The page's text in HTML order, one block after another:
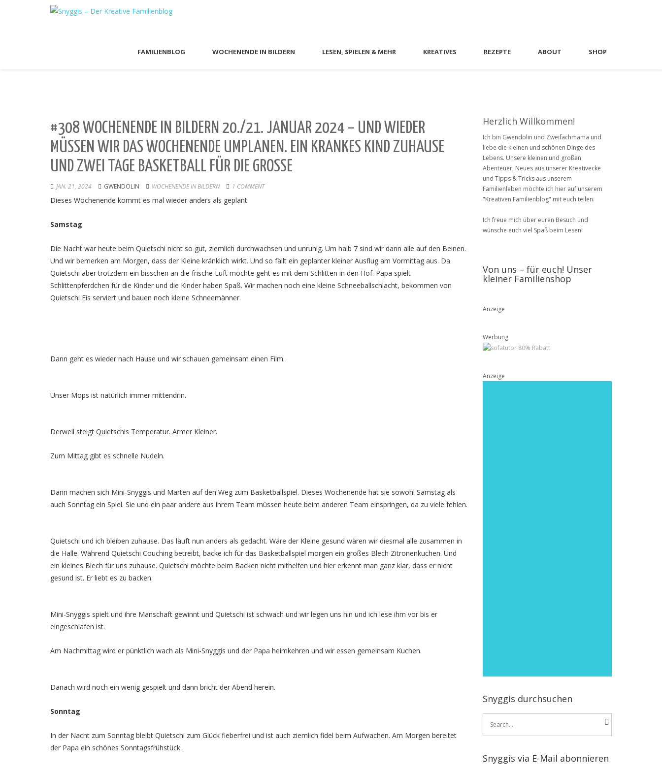
FAMILIENBLOG WOCHENENDE IN BILDERN LESEN, SPIELEN & MEHR KREATIVES REZEPTE ABOUT SHOP
#308 WOCHENENDE IN BILDERN 20./21. JANUAR 2024 – UND WIEDER
MÜSSEN WIR DAS WOCHENENDE UMPLANEN. EIN KRANKES KIND ZUHAUSE
UND ZWEI TAGE BASKETBALL FÜR DIE GROSSE
JAN. 21, 2024 GWENDOLIN WOCHENENDE IN BILDERN 1 COMMENT
Dieses Wochenende kommt es mal wieder anders als geplant.
Samstag
Die Nacht war heute beim Quietschi nicht so gut, ziemlich durchwachsen und unruhig. Um halb 7 sind wir dann alle auf den Beinen.
Und wir bemerken am Morgen, dass der Kleine kränklich wirkt. Und so fällt ein geplanter kleiner Ausflug am Vormittag aus. Da
Quietschi aber trotzdem ein bisschen an die frische Luft möchte geht es mit dem Schlitten in den Hof. Papa spielt
Schlittenpferdchen für die Kinder und die Kinder haben Spaß. Wir machen noch eine kleine Schneeballschlacht, bekommen von
Quietschi Eis serviert und bauen noch kleine Schneemänner.
Dann geht es wieder nach Hause und wir schauen gemeinsam einen Film.
Unser Mops ist natürlich immer mittendrin.
Derweil steigt Quietschis Temperatur. Armer Kleiner.
Zum Mittag gibt es schnelle Nudeln.
Dann machen sich Mini-Snyggis und Marten auf den Weg zum Basketballspiel. Dieses Wochenende hat sie sowohl Samstag als
auch Sonntag ein Spiel. Sie und ein paar andere aus ihrem Team müssen heute beim anderen Team einspringen, da zu viele fehlen.
Quietschi und ich bleiben zuhause. Das läuft nun anders als gedacht. Wäre der Kleine gesund wären wir diesmal alle zusammen in
die Halle. Während Quietschi Couching betreibt, backe ich für das Basketballspiel morgen ein großes Blech Zitronenkuchen. Und
ein kleines Blech für uns zuhause. Quietschi möchte beim Backen nicht mithelfen und hier erkennt man ganz klar, dass er nicht
gesund ist. Er liebt es zu backen.
Mini-Snyggis spielt und ihre Manschaft gewinnt und Quietschi ist schwach und wir legen uns hin und ich lese ihm vor bis er
eingeschlafen ist.
Am Nachmittag wird er pünktlich wach als Mini-Snyggis und der Papa heimkehren und wir essen gemeinsam Kuchen.
Danach wird noch ein wenig gespielt und dann bricht der Abend herein.
Sonntag
In der Nacht zum Sonntag bleibt Quietschi zum Glück fieberfrei und ist auch ziemlich fidel beim Aufwachen. Am Morgen bereitet
der Papa ein schönes Sonntagsfrühstück .
Herzlich Willkommen!
Ich bin Gwendolin und Zweifachmama und
liebe die kleinen und schönen Dinge des
Lebens. Unsere kleinen und großen
Abenteuer, Neues aus unserer Kreativecke
und Tipps & Tricks aus unserem
Familienleben möchte ich hier auf unserem
"Kreativen Familienblog" mit euch teilen.
Ich freue mich über euren Besuch und
wünsche euch viel Spaß beim Lesen!
Von uns – für euch! Unser
kleiner Familienshop
Anzeige
Werbung
Anzeige
Snyggis durchsuchen
Search
Snyggis via E-Mail abonnieren